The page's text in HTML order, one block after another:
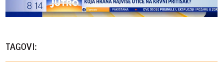
TAGOVI: